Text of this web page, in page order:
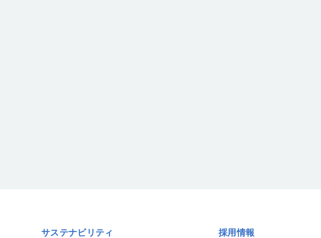
サステナビリティ 採用情報